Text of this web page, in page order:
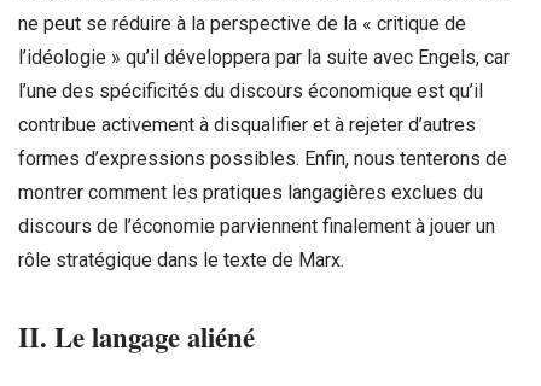
ne peut se réduire à la perspective de la « critique de
l’idéologie » qu’il développera par la suite avec Engels, car
l’une des spécificités du discours économique est qu’il
contribue activement à disqualifier et à rejeter d’autres
formes d’expressions possibles. Enfin, nous tenterons de
montrer comment les pratiques langagières exclues du
discours de l’économie parviennent finalement à jouer un
rôle stratégique dans le texte de Marx.
II. Le langage aliéné